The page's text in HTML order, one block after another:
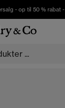
- op til 50 % rabat -